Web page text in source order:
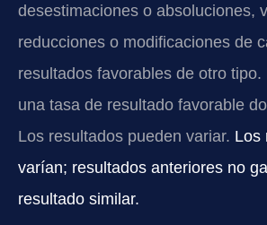
desestimaciones o absoluciones,
reducciones o modificaciones de
resultados favorables de otro tipo.
una tasa de resultado favorable
Los resultados pueden variar. Los
varían; resultados anteriores no
resultado similar.